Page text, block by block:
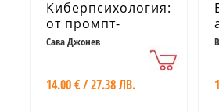
Киберпсихология:
от промпт-
инженеринга до
Сава Джонев
14.00 € / 27.38 ЛВ.